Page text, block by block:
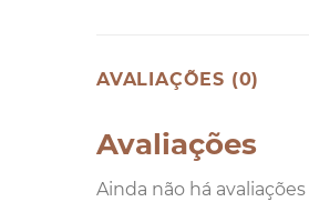
AVALIAÇÕES (0)
Avaliações
Ainda não há avaliações